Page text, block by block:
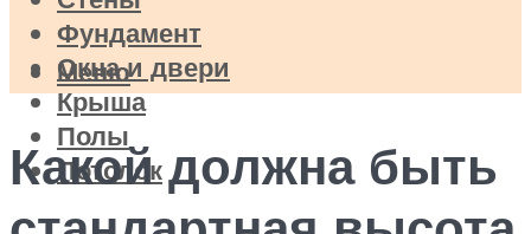
Фундамент
Окна и двери
Крыша
Полы
Потолок
Меню
Какой должна быть